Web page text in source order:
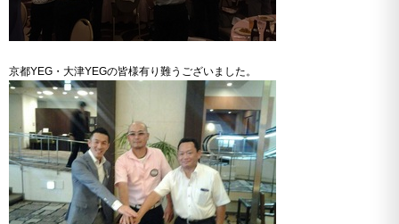
京都YEG・大津YEGの皆様有り難うございました。